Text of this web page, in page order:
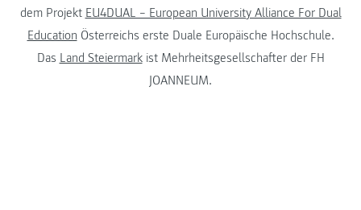
dem Projekt EU4DUAL – European University Alliance For Dual
Education Österreichs erste Duale Europäische Hochschule.
Das Land Steiermarkist Mehrheitsgesellschafter der FH
JOANNEUM.